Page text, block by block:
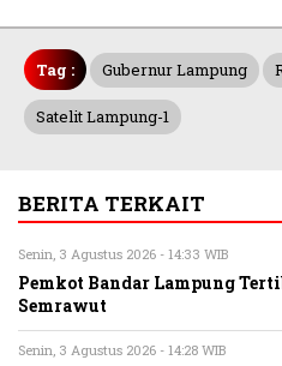
Tag : Gubernur Lampung
Satelit Lampung-1
BERITA TERKAIT
Senin, 3 Agustus 2026 - 14:33 WIB
Pemkot Bandar Lampung
Semrawut
Senin, 3 Agustus 2026 - 14:28 WIB